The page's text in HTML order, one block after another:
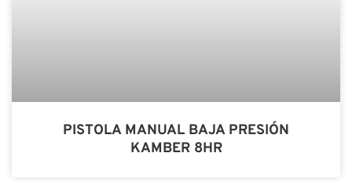
PISTOLA MANUAL BAJA PRESIÓN
KAMBER 8HR